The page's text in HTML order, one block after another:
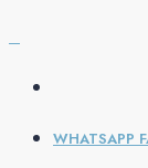
WHATSAPP